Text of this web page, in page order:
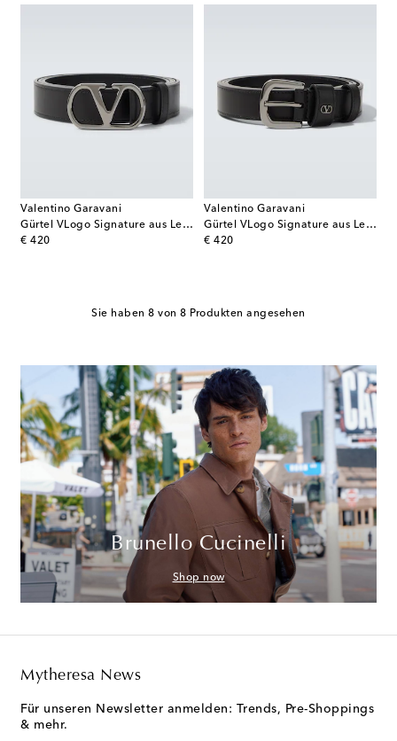
Valentino Garavani
Gürtel VLogo Signature aus Leder
€ 420
original price
Valentino Garavani
Gürtel VLogo Signature aus Leder
€ 420
original price
Sie haben 8 von 8 Produkten angesehen
Brunello Cucinelli
Shop now
Mytheresa News
Für unseren Newsletter anmelden: Trends, Pre-Shoppings
& mehr.